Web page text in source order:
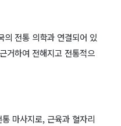
의 전통 의학과 연결되어 있
거하여 전해지고 전통적으
마사지로, 근육과 혈자리